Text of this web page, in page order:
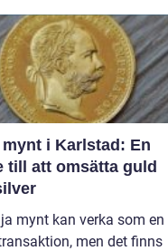
mynt i Karlstad: En
till att omsätta guld
mynt kan verka som en
men det finns